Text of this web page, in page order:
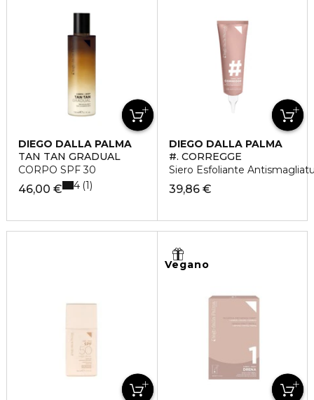
DIEGO DALLA PALMA
TAN TAN GRADUAL
CORPO SPF 30
46,00 € 4 1
DIEGO DALLA PALMA
#. CORREGGE
Siero Esfoliante
39,86 €
Vegano